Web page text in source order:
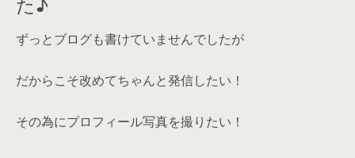
ずっとブログも書けていませんでしたが
だからこそ改めてちゃんと発信したい！
その為にプロフィール写真を撮りたい！